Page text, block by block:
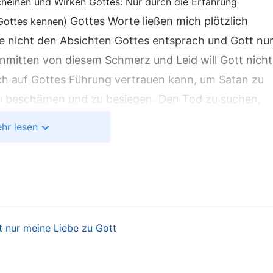
kennen) Gottes Worte ließen mich plötzlich
nicht den Absichten Gottes entsprach und Gott nur
von diesem Schmerz und Leid will Gott nicht
auf Gottes Führung vertrauen kann, um Satan zu
und zu besiegen. Den Tod zu suchen,
nicht den Willen und den Mut, für Dich zu leiden
jetzt in höchstem Maße und ist extrem
die Schläge dieser Dämonen allein zu
lesen
nur meine Liebe zu Gott